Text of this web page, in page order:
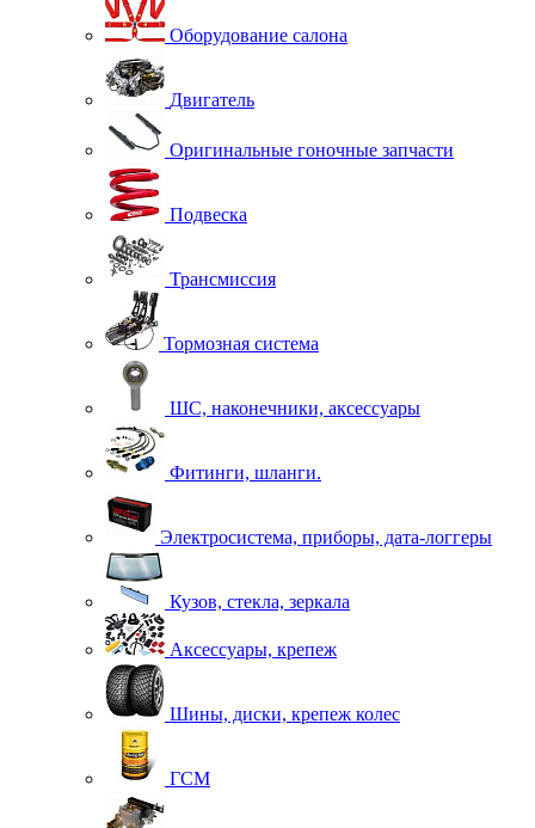
Оборудование салона
Двигатель
Оригинальные гоночные запчасти
Подвеска
Трансмиссия
Тормозная система
ШС, наконечники, аксессуары
Фитинги, шланги.
Электросистема, приборы, дата-логгеры
Кузов, стекла, зеркала
Аксессуары, крепеж
Шины, диски, крепеж колес
ГСМ